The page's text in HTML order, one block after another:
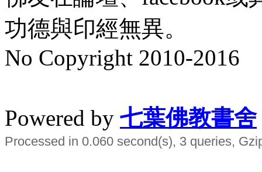
功德與印經無異。
No Copyright 2010-2016
Powered by 七葉佛教書舍
Processed in 0.060 second(s), 3 queries,